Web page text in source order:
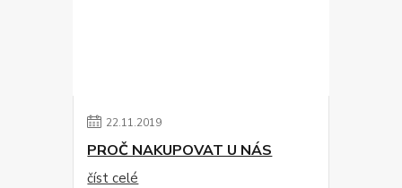
22.11.2019
PROČ NAKUPOVAT U NÁS
číst celé